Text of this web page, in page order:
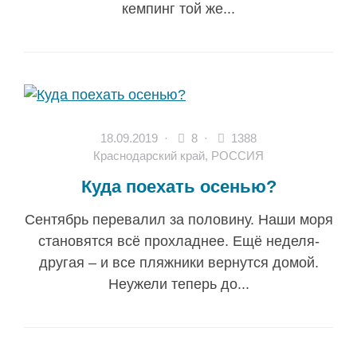
кемпинг той же...
18.09.2019 · 8 ·
1388
Краснодарский край, РОССИЯ
Куда поехать осенью?
Сентябрь перевалил за половину. Наши моря
становятся всё прохладнее. Ещё неделя-
другая – и все пляжники вернутся домой.
Неужели теперь до...